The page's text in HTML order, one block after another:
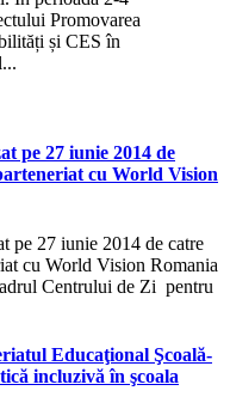
Promovarea
și CES în
pe 27 iunie 2014 de
cu World Vision
pe 27 iunie 2014 de catre
cu World Vision Romania
Centrului de Zi pentru
Educaţional Şcoală-
incluzivă în şcoala